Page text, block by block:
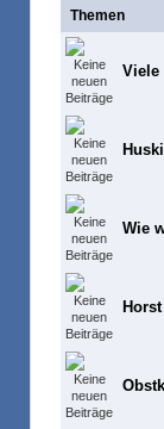
Themen
Viele
Wie